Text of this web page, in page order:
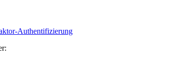
Authentifizierung